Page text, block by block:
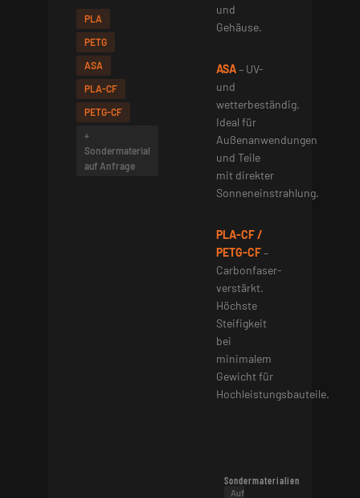
PLA
PETG
ASA
PLA-CF
PETG-CF
+
Sondermaterial
auf Anfrage
und
Gehäuse.
ASA– UV-
und
wetterbeständig.
Ideal für
Außenanwendungen
und Teile
mit direkter
Sonneneinstrahlung.
PLA-CF /
PETG-CF–
Carbonfaser-
verstärkt.
Höchste
Steifigkeit
bei
minimalem
Gewicht für
Hochleistungsbauteile.
Sondermaterialien
Auf